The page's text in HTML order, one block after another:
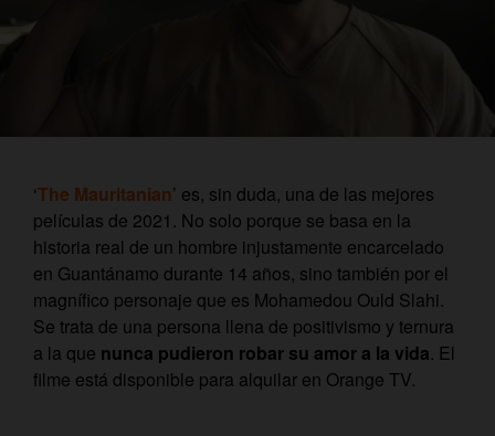
‘The Mauritanian’ es, sin duda, una de las mejores
películas de 2021. No solo porque se basa en la
historia real de un hombre injustamente encarcelado
en Guantánamo durante 14 años, sino también por el
magnífico personaje que es Mohamedou Ould Slahi.
Se trata de una persona llena de positivismo y ternura
a la que nunca pudieron robar su amor a la vida. El
filme está disponible para alquilar en Orange TV.